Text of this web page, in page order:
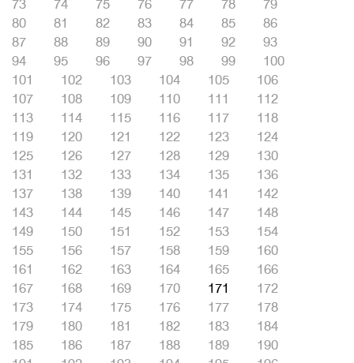
80
81 82 83 84 85
86
87
88 89 90 91 92
93
94
95 96 97 98 99
100
101
102 103 104 105
106
107
108 109 110 111
112
113
114 115 116 117
118
119
120 121 122 123
124
125
126 127 128 129
130
131
132 133 134 135
136
137
138 139 140 141
142
143
144 145 146 147
148
149
150 151 152 153
154
155
156 157 158 159
160
161
162 163 164 165
166
167
168 169 170 171
172
173
174 175 176 177
178
179
180 181 182 183
184
185
186 187 188 189
190